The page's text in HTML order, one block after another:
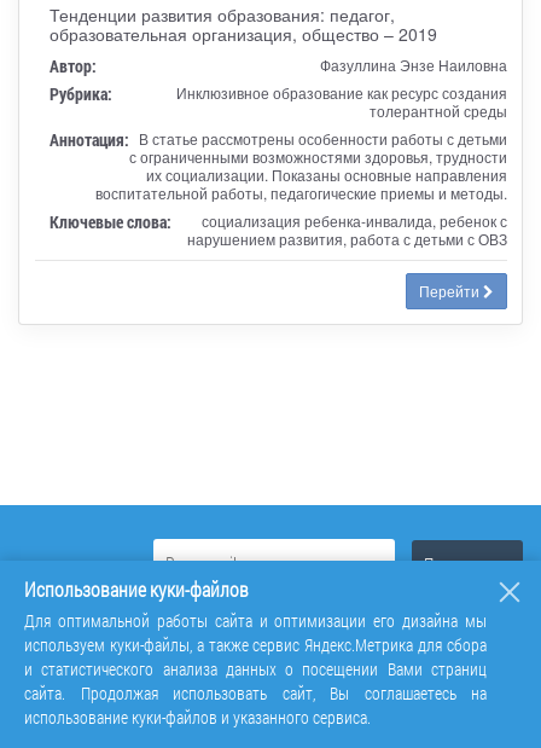
Тенденции развития образования: педагог,
образовательная организация, общество – 2019
Автор: Фазуллина Энзе Наиловна
Рубрика:
Инклюзивное образование как ресурс создания
толерантной среды
Аннотация: В статье рассмотрены особенности работы с детьми
с ограниченными возможностями здоровья, трудности
их социализации. Показаны основные направления
воспитательной работы, педагогические приемы и методы.
Ключевые слова:
социализация ребенка-инвалида, ребенок с
нарушением развития, работа с детьми с ОВЗ
Перейти
Использование куки-файлов
Для оптимальной работы сайта и оптимизации его дизайна мы
используем куки-файлы, а также сервис Яндекс.Метрика для сбора
и статистического анализа данных о посещении Вами страниц
сайта. Продолжая использовать сайт, Вы соглашаетесь на
использование куки-файлов и указанного сервиса.